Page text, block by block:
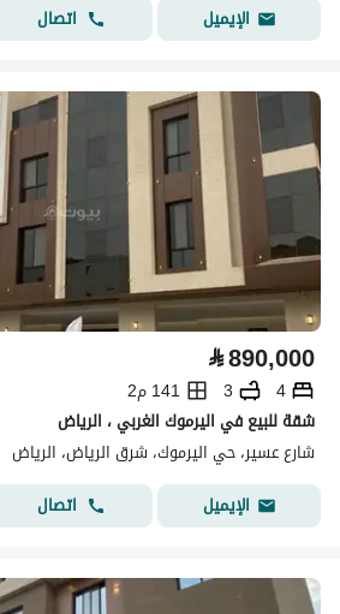
الإيميل
اتصال
⃁890,000
4
3
141 م2
شقة للبيع في اليرموك الغربي ، الرياض
شارع عسير، حي اليرموك، شرق الرياض، الرياض
الإيميل
اتصال